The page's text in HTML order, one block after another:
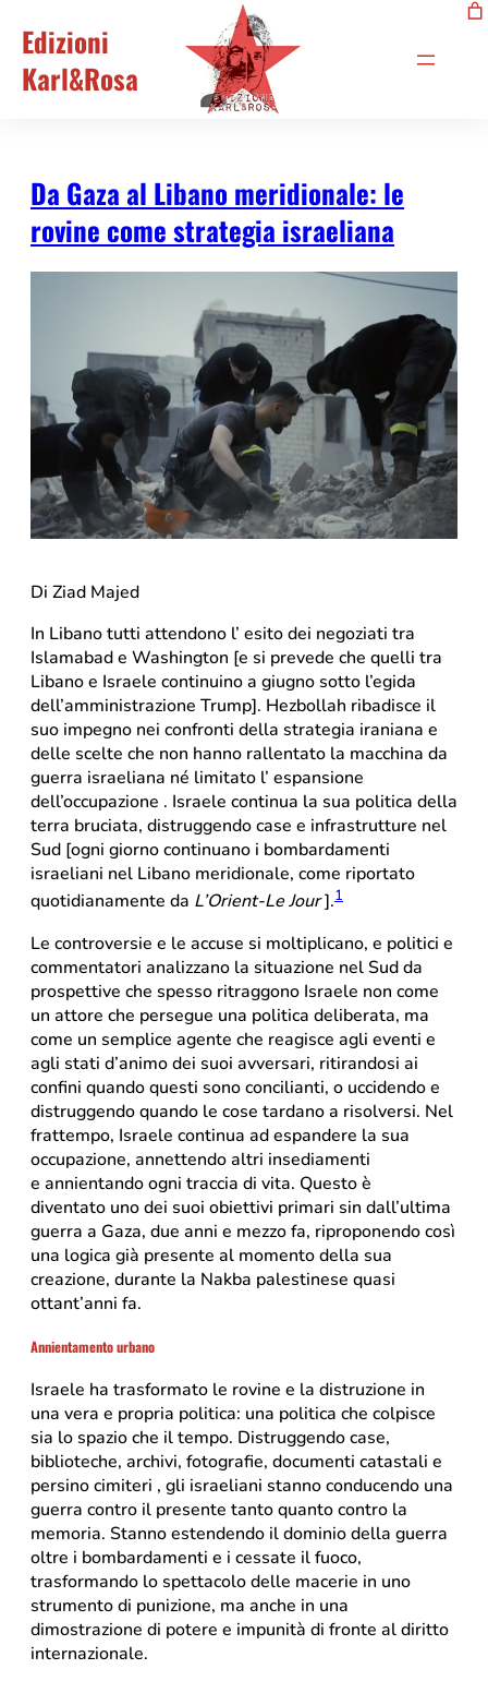
Edizioni
Karl&Rosa
Da Gaza al Libano meridionale: le
rovine come strategia israeliana
Di Ziad Majed
In Libano tutti attendono l’ esito dei negoziati tra
Islamabad e Washington [e si prevede che quelli tra
Libano e Israele continuino a giugno sotto l’egida
dell’amministrazione Trump]. Hezbollah ribadisce il
suo impegno nei confronti della strategia iraniana e
delle scelte che non hanno rallentato la macchina da
guerra israeliana né limitato l’ espansione
dell’occupazione . Israele continua la sua politica della
terra bruciata, distruggendo case e infrastrutture nel
Sud [ogni giorno continuano i bombardamenti
israeliani nel Libano meridionale, come riportato
quotidianamente da L’Orient-Le Jour].1
Le controversie e le accuse si moltiplicano, e politici e
commentatori analizzano la situazione nel Sud da
prospettive che spesso ritraggono Israele non come
un attore che persegue una politica deliberata, ma
come un semplice agente che reagisce agli eventi e
agli stati d’animo dei suoi avversari, ritirandosi ai
confini quando questi sono concilianti, o uccidendo e
distruggendo quando le cose tardano a risolversi. Nel
frattempo, Israele continua ad espandere la sua
occupazione, annettendo altri insediamenti
e annientando ogni traccia di vita. Questo è
diventato uno dei suoi obiettivi primari sin dall’ultima
guerra a Gaza, due anni e mezzo fa, riproponendo così
una logica già presente al momento della sua
creazione, durante la Nakba palestinese quasi
ottant’anni fa.
Annientamentourbano
Israele ha trasformato le rovine e la distruzione in
una vera e propria politica: una politica che colpisce
sia lo spazio che il tempo. Distruggendo case,
biblioteche, archivi, fotografie, documenti catastali e
persino cimiteri , gli israeliani stanno conducendo una
guerra contro il presente tanto quanto contro la
memoria. Stanno estendendo il dominio della guerra
oltre i bombardamenti e i cessate il fuoco,
trasformando lo spettacolo delle macerie in uno
strumento di punizione, ma anche in una
dimostrazione di potere e impunità di fronte al diritto
internazionale.